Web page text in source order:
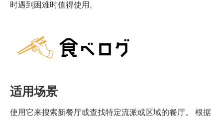
时遇到困难时值得使用。
适用场景
使用它来搜索新餐厅或查找特定流派或区域的餐厅。 根据